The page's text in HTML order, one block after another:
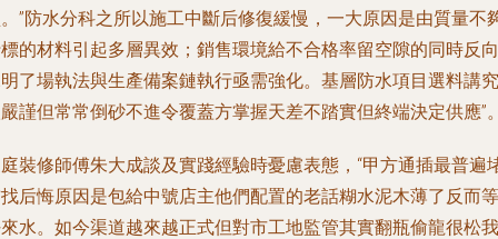
”防水分科之所以施工中斷后修復緩慢，一大原因是由質量不
的材料引起多層異效；銷售環境給不合格率留空隙的同時反向
了場執法與生產備案鏈執行亟需強化。基層防水項目選料講究
謹但常常倒砂不進令覆蓋方掌握天差不踏實但終端決定供應”
裝修師傅朱大成談及實踐經驗時憂慮表態，“甲方通插最普遍
后悔原因是包給中號店主他們配置的老話糊水泥木薄了反而等
水。如今渠道越來越正式但對市工地監管其實翻瓶偷龍很松我